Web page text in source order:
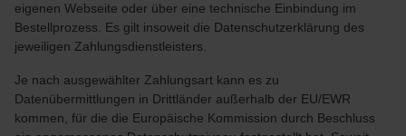
eigenen Webseite oder über eine technische Einbindung im
Bestellprozess. Es gilt insoweit die Datenschutzerklärung des
jeweiligen Zahlungsdienstleisters.
Je nach ausgewählter Zahlungsart kann es zu
Datenübermittlungen in Drittländer außerhalb der EU/EWR
kommen, für die die Europäische Kommission durch Beschluss